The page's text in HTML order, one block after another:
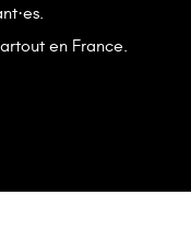
en France.